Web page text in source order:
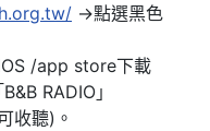
→點選黑色
/app store下載
RADIO」
收聽)。